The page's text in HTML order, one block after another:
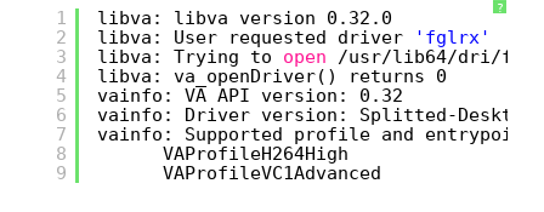
?
1
2
3
4
5
6
7
8
9
libva: libva version 0.32.0
libva: User requested driver
'fglrx'
libva: Trying to open
/usr/lib64/dri/
libva: va_openDriver() returns 0
vainfo: VA API version: 0.32
vainfo: Driver version: Splitted-Desktop
vainfo: Supported profile and entrypoints
VAProfileH264High               :
VAProfileVC1Advanced            :